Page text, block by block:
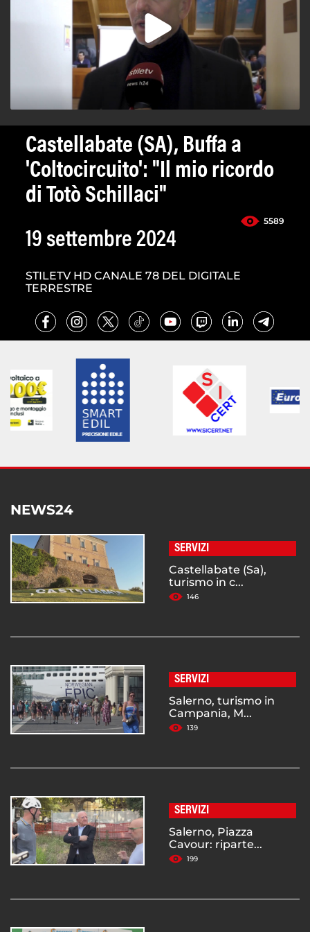
Castellabate (SA), Buffa a
'Coltocircuito': "Il mio ricordo
di Totò Schillaci"
5589
19 settembre 2024
STILETV HD CANALE 78 DEL DIGITALE
TERRESTRE
NEWS24
SERVIZI
Castellabate (Sa),
turismo in c...
146
SERVIZI
Salerno, turismo in
Campania, M...
139
SERVIZI
Salerno, Piazza
Cavour: riparte...
199